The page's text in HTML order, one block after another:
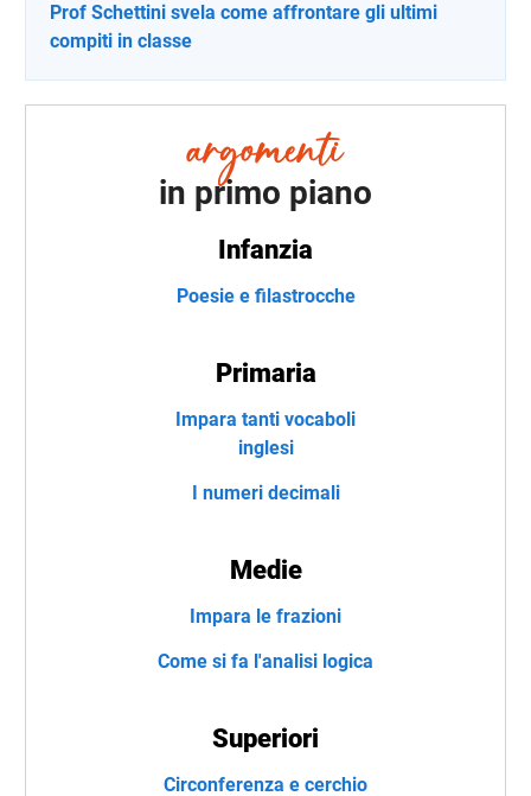
Prof Schettini svela come affrontare gli ultimi
compiti in classe
in primo piano
Infanzia
Poesie e filastrocche
Primaria
Impara tanti vocaboli
inglesi
I numeri decimali
Medie
Impara le frazioni
Come si fa l'analisi logica
Superiori
Circonferenza e cerchio